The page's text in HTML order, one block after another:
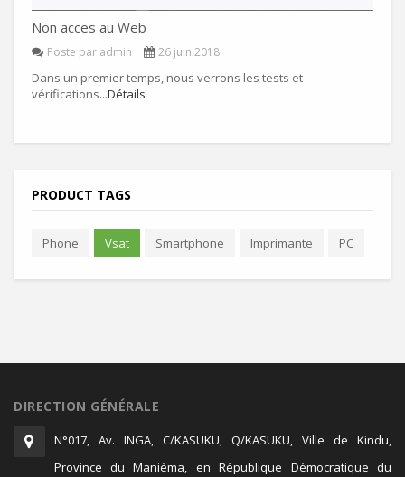
Non acces au Web
Poste par admin 26 juin 2018
Dans un premier temps, nous verrons les tests et
vérifications...Détails
PRODUCT TAGS
Phone Vsat Smartphone Imprimante PC
DIRECTION GÉNÉRALE
N°017, Av. INGA, C/KASUKU, Q/KASUKU, Ville de Kindu,
Province du Manièma, en République Démocratique du